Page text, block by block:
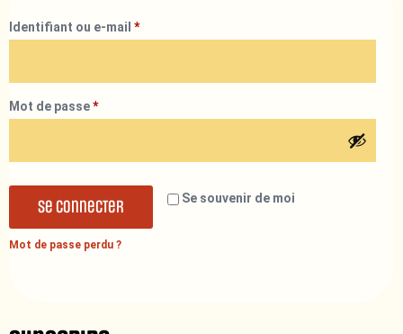
Identifiant ou e-mail *
Mot de passe*
Se souvenir de moi
Se connecter
Mot de passe perdu ?